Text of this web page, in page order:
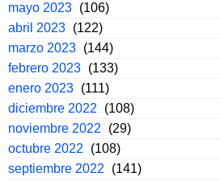
mayo 2023 (106)
abril 2023 (122)
marzo 2023 (144)
febrero 2023 (133)
enero 2023 (111)
diciembre 2022
(108)
noviembre 2022
(29)
octubre 2022
(108)
septiembre 2022
(141)